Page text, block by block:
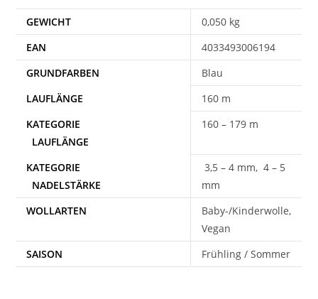
GEWICHT
0,050 kg
EAN
4033493006194
Blau
160 m
160 – 179 m
3,5 – 4 mm, 4 – 5
mm
WOLLARTEN
Baby-/Kinderwolle,
Vegan
SAISON
Frühling / Sommer